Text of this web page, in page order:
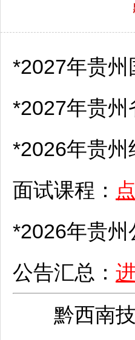
*2027年贵
*2027年贵
*2026年贵州
面试课程：
*2026年贵州
公告汇总：
黔西南